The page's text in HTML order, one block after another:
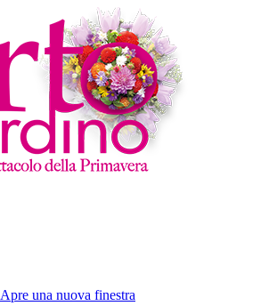
Apre una nuova finestra